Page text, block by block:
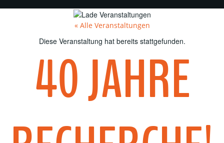
« Alle Veranstaltungen
Diese Veranstaltung hat bereits stattgefunden.
40 JAHRE